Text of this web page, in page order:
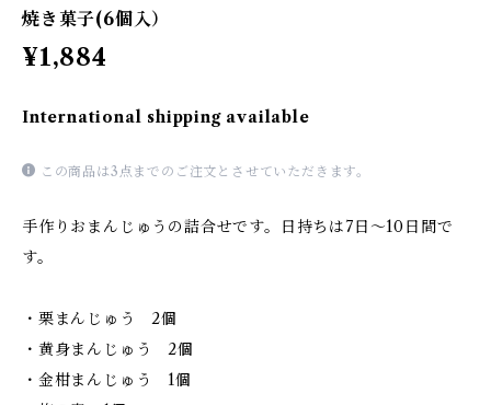
焼き菓子(6個入）
¥1,884
International shipping available
この商品は3点までのご注文とさせていただきます。
手作りおまんじゅうの詰合せです。日持ちは7日～10日間で
す。
・栗まんじゅう 2個
・黄身まんじゅう 2個
・金柑まんじゅう 1個